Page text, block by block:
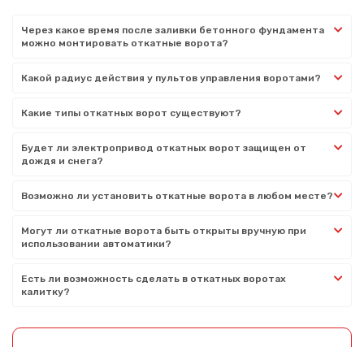
Через какое время после заливки бетонного фундамента
можно монтировать откатные ворота?
Какой радиус действия у пультов управления воротами?
Какие типы откатных ворот существуют?
Будет ли электропривод откатных ворот защищен от
дождя и снега?
Возможно ли установить откатные ворота в любом месте?
Могут ли откатные ворота быть открыты вручную при
использовании автоматики?
Есть ли возможность сделать в откатных воротах
калитку?